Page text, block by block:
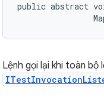
public abstract
Lệnh gọi lại khi toàn